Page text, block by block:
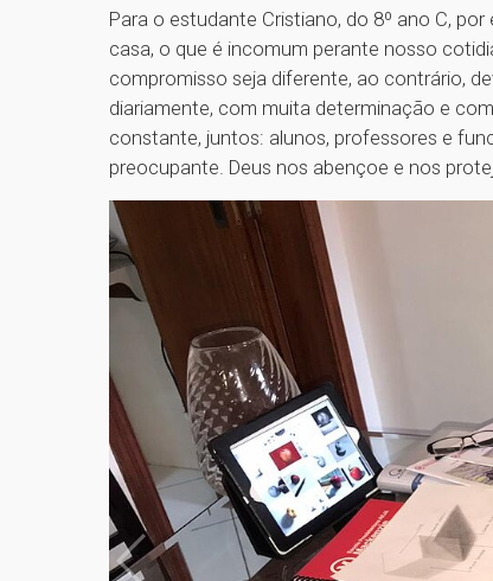
Para o estudante Cristiano, do 8º ano C,
casa, o que é incomum perante nosso
compromisso seja diferente, ao contrário,
diariamente, com muita determinação e
constante, juntos: alunos, professores e
preocupante. Deus nos abençoe e nos